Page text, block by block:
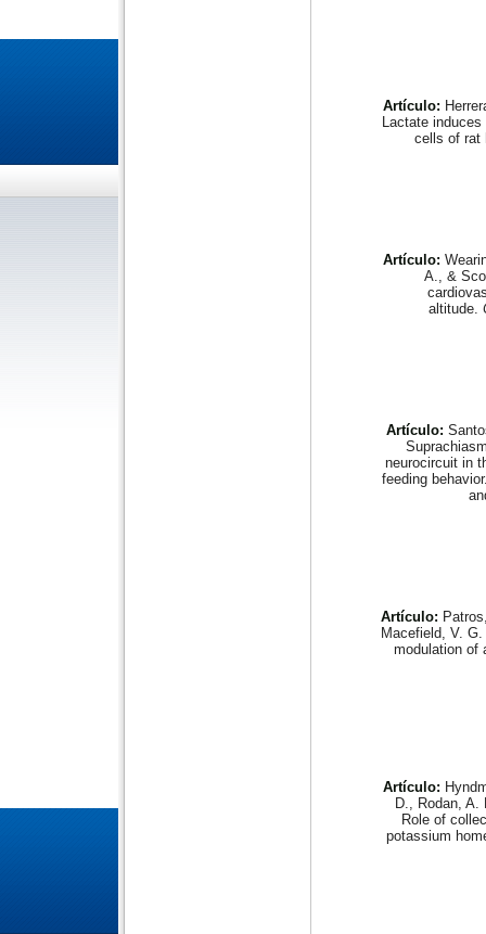
Artículo:
Lactate
cells of rat
Artículo:
A., &
altitude.
Artículo:
neurocircuit in
feeding
Artículo:
Macefield, V.
modulation of
Artículo:
D., Rodan,
Role of
potassium